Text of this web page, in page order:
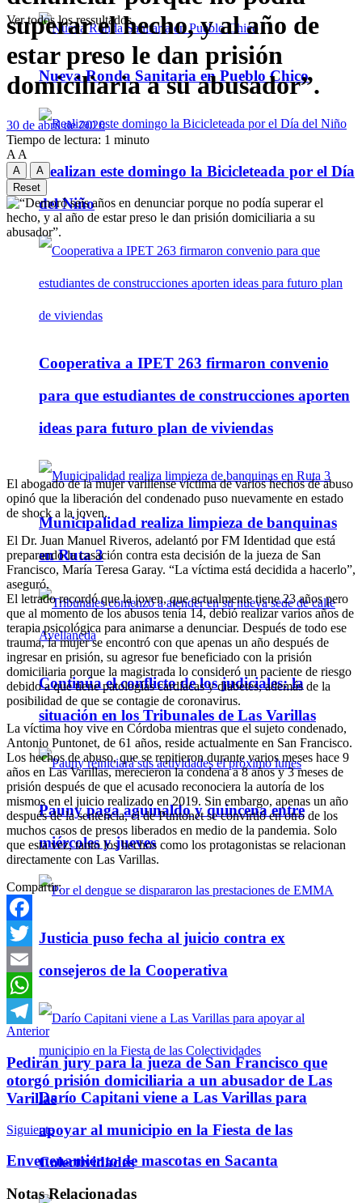
Nueva Ronda Sanitaria en Pueblo Chico
Realizan este domingo la Bicicleteada por el Día
del Niño
Cooperativa a IPET 263 firmaron convenio
para que estudiantes de construcciones aporten
ideas para futuro plan de viviendas
Municipalidad realiza limpieza de banquinas
en Ruta 3
Continúa el conflicto de los judiciales: la
situación en los Tribunales de Las Varillas
Pauny paga aguinaldo y quincena entre
miércoles y jueves
Justicia puso fecha al juicio contra ex
consejeros de la Cooperativa
Darío Capitani viene a Las Varillas para
apoyar al municipio en la Fiesta de las
Colectividades
Ver todos los ressultados
superar el hecho, y al año de
estar preso le dan prisión
domiciliaria a su abusador”.
30 de abril de 2020
Tiempo de lectura: 1 minuto
A A
A
A
Reset
El abogado de la mujer varillense víctima de varios hechos de abuso
opinó que la liberación del condenado puso nuevamente en estado
de shock a la joven.
El Dr. Juan Manuel Riveros, adelantó por FM Identidad que está
preparando la casación contra esta decisión de la jueza de San
Francisco, María Teresa Garay. “La víctima está decidida a hacerlo”,
aseguró.
El letrado recordó que la joven, que actualmente tiene 23 años pero
que al momento de los abusos tenía 14, debió realizar varios años de
terapia psicológica para animarse a denunciar. Después de todo ese
trauma, la mujer se encontró con que apenas un año después de
ingresar en prisión, su agresor fue beneficiado con la prisión
domiciliaria porque la magistrada lo consideró un paciente de riesgo
debido a que tiene patologías cardíacas y diabetes, además de la
posibilidad de que se contagie de coronavirus.
La víctima hoy vive en Córdoba mientras que el sujeto condenado,
Antonio Puntonet, de 61 años, reside actualmente en San Francisco.
Los hechos de abuso, que se repitieron durante varios meses hace 9
años en Las Varillas, merecieron la condena a 8 años y 3 meses de
prisión después de que el acusado reconociera la autoría de los
mismos en el juicio realizado en 2019. Sin embargo, apenas un año
después de la sentencia, el de Puntonet se convirtió en otro de los
muchos casos de presos liberados en medio de la pandemia. Solo
que esta vez, tanto los hechos como los protagonistas se relacionan
directamente con Las Varillas.
Compartir:
Facebook
Twitter
Email
WhatsApp
Telegram
Anterior
Pedirán jury para la jueza de San Francisco que
otorgó prisión domiciliaria a un abusador de Las
Varillas
Siguiente
Envenenamiento de mascotas en Sacanta
NotasRelacionadas